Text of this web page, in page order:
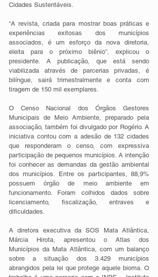
Cidades Sustentáveis.
“A revista, criada para mostrar boas práticas e
experiências exitosas dos municípios
associados, é um esforço da nova diretoria,
eleita para o próximo biênio”, explicou o
presidente. A publicação, que está sendo
viabilizada através de parcerias privadas, é
bilíngue, sairá trimestralmente e conta com
tiragem de 150 mil exemplares.
O Censo Nacional dos Órgãos Gestores
Municipais de Meio Ambiente, preparado pela
associação, também foi divulgado por Rogério. A
iniciativa contou com a adesão de 132 cidades
que responderam o censo, com expressiva
participação de pequenos municípios. A intenção
foi conhecer as demandas da gestão ambiental
dos municípios. Entre os participantes, 88,9%
possuem órgão de meio ambiente em
funcionamento. Foram colhidos dados sobre
licenciamento, fiscalização, entraves e
dificuldades.
A diretora executiva da SOS Mata Atlântica,
Márcia Hirota, apresentou o Atlas dos
Municípios da Mata Atlântica, com um balanço
sobre a situação dos 3.429 municípios
abrangidos pela lei que protege aquele bioma. O